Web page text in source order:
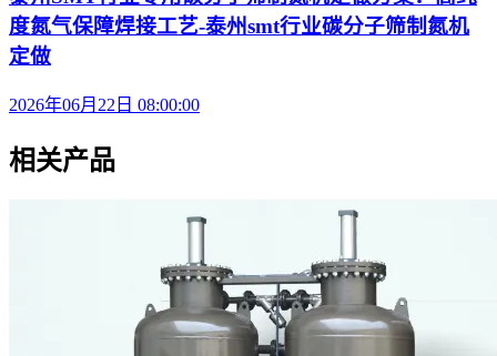
度氮气保障焊接工艺-泰州smt行业碳分子筛制氮机
定做
2026年06月22日 08:00:00
相关产品